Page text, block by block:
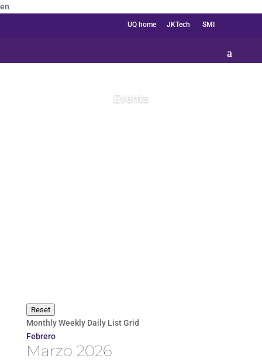
en
UQ home JKTech SMI
Events
Reset
Monthly Weekly Daily List Grid
Febrero
Marzo 2026